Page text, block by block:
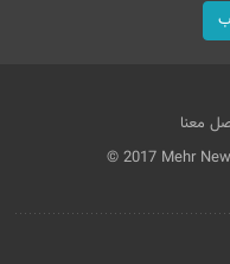
معنا
© 2017 Mehr